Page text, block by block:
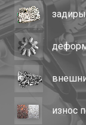
износ